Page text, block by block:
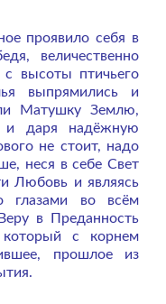
проявило себя в
величественно
высоты птичьего
выпрямились и
Матушку Землю,
и даря надёжную
не стоит, надо
неся в себе Свет
Любовь и являясь
глазами во всём
в Преданность
который с корнем
прошлое из